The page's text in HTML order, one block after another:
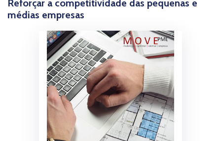
Reforçar a competitividade das pequenas e
médias empresas